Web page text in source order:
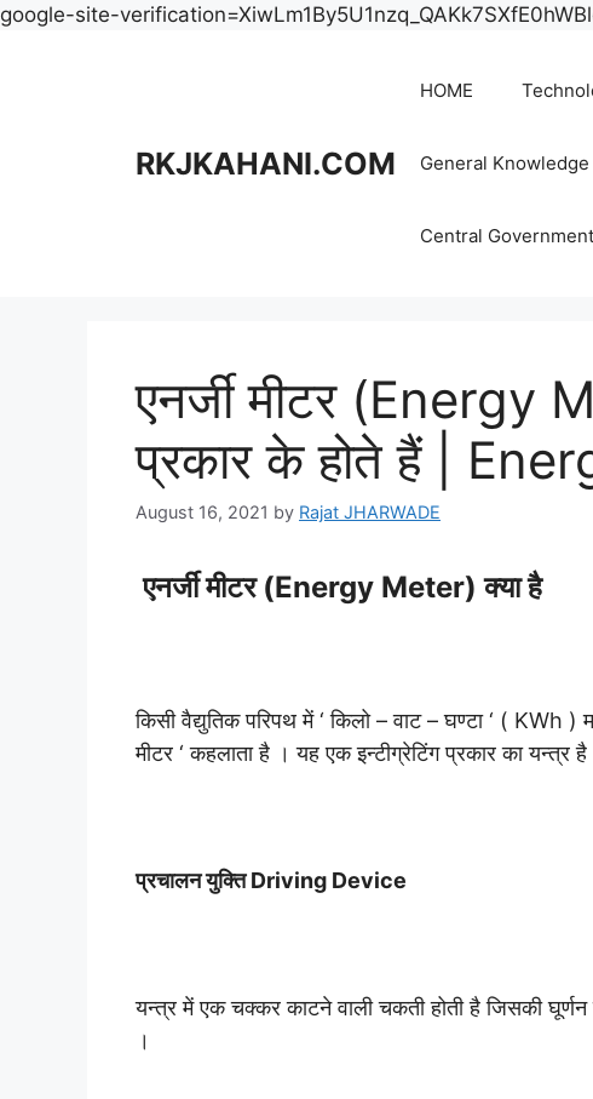
google-site-
RKJKAHANI.COM
HOME
General Knowledge
Central
एनर्जी मीटर (Energy
प्रकार के होते हैं |
August 16, 2021 by Rajat JHARWADE
एनर्जी मीटर (Energy Meter) क्या है
किसी वैद्युतिक परिपथ में ‘ किलो – वाट – घण्टा ‘ ( KWh )
मीटर ‘ कहलाता है । यह एक इन्टीग्रेटिंग प्रकार का यन्त्र
प्रचालन युक्ति Driving Device
यन्त्र में एक चक्कर काटने वाली चकती होती है जिसकी घूर्णन
।